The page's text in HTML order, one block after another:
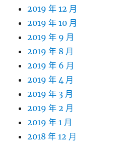
2019 年 12 月
2019 年 10 月
2019 年 9 月
2019 年 8 月
2019 年 6 月
2019 年 4 月
2019 年 3 月
2019 年 2 月
2019 年 1 月
2018 年 12 月